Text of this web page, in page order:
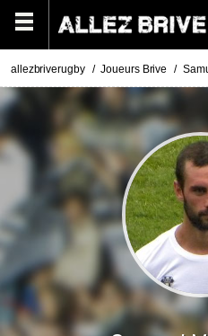
allezbriverugby Joueurs Brive